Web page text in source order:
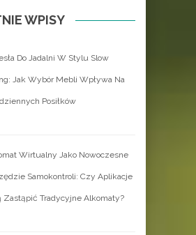
WPISY
Do Jadalni W Stylu Slow
Jak Wybór Mebli Wpływa Na
Posiłków
Wirtualny Jako Nowoczesne
Samokontroli: Czy Aplikacje
Zastąpić Tradycyjne Alkomaty?